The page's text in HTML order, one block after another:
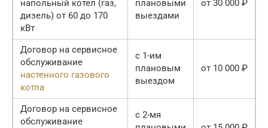
напольный котел (газ,
дизель) от 60 до 170
кВт
плановыми
выездами
от 30 000 ₽
Договор на сервисное
обслуживание
настенного газового
котла
с 1-им
плановым
выездом
от 10 000 ₽
Договор на сервисное
обслуживание
с 2-мя